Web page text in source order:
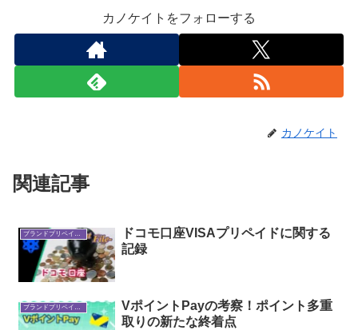
カノケイトをフォローする
カノケイト
関連記事
ブランドプリペイドカード
ドコモ口座VISAプリペイドに関する
記録
ブランドプリペイドカード
VポイントPayの考察！ポイント多重
取りの新たな終着点